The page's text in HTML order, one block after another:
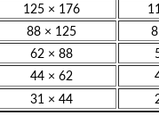
125 × 176
88 × 125
62 × 88
44 × 62
31 × 44